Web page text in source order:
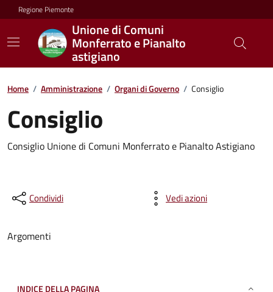
Regione Piemonte
Unione di Comuni
Monferrato e Pianalto
astigiano
Home / Amministrazione / Organi di Governo / Consiglio
Consiglio
Consiglio Unione di Comuni Monferrato e Pianalto Astigiano
Condividi Vedi azioni
Argomenti
INDICE DELLA PAGINA